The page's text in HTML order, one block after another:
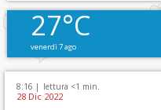
27°C
venerdì 7 ago
8:16 | lettura <1 min.
28 Dic 2022